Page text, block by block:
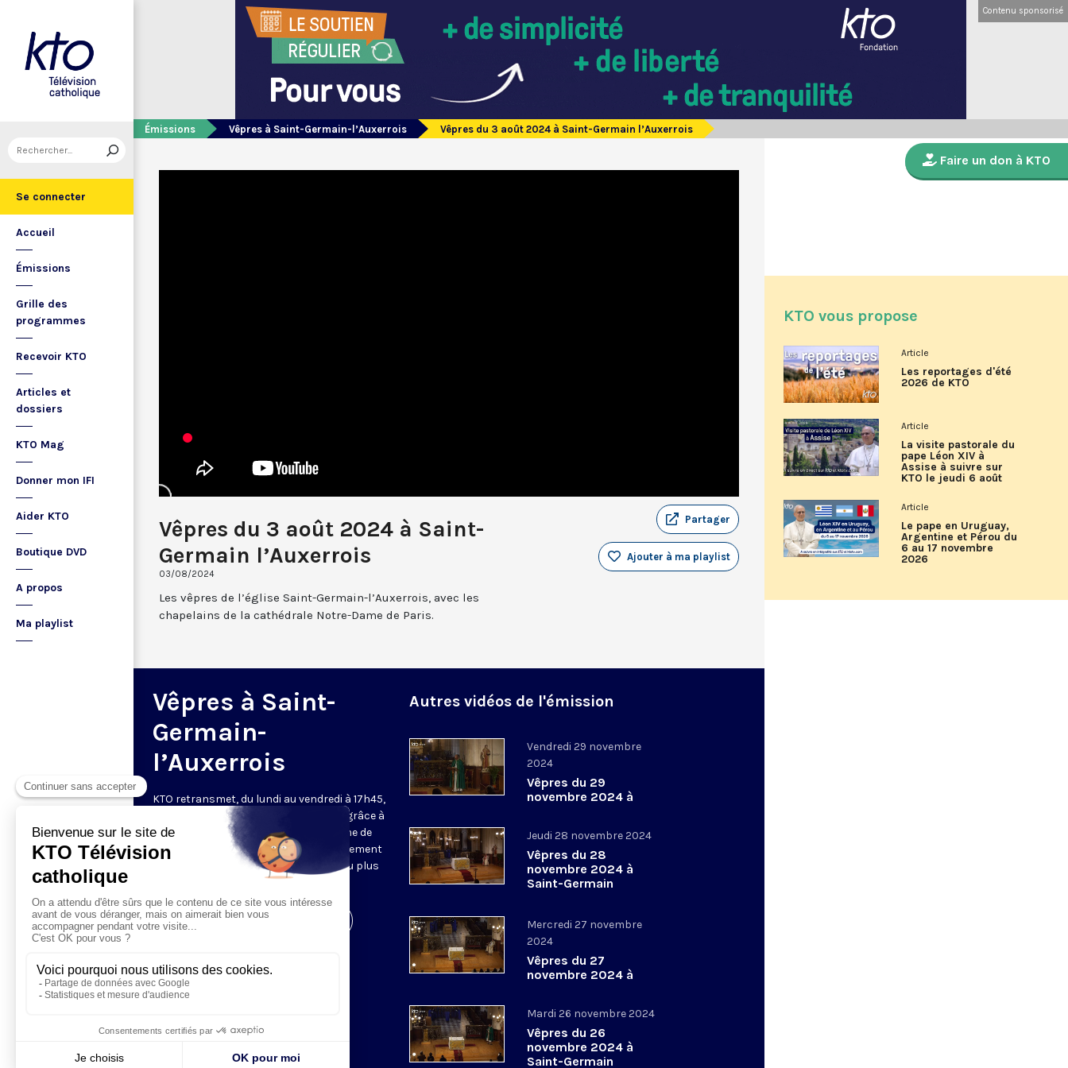
Se connecter
Accueil
Émissions
Grille des
programmes
Recevoir KTO
Articles et
dossiers
KTO Mag
Donner mon IFI
Aider KTO
Boutique DVD
A propos
Ma playlist
Contenu sponsorisé
Émissions Vêpres à Saint-Germain-l’Auxerrois Vêpres du 3 août 2024 à Saint-Germain l’Auxerrois
Vêpres du 3 août 2024 à Saint-
Germain l’Auxerrois
03/08/2024
Partager
Ajouter à ma playlist
Les vêpres de l’église Saint-Germain-l’Auxerrois, avec les
chapelains de la cathédrale Notre-Dame de Paris.
Vêpres à Saint-
Germain-
l’Auxerrois
KTO retransmet, du lundi au vendredi à 17h45,
les vêpres en direct de Saint-Germain grâce à
une technologie innovante : un système de
captation multicaméra en direct totalement
automatisé, qui offre une réalisation au plus
près de la célébration.
Visiter la page de l'émission
Autres vidéos de l'émission
Vendredi 29 novembre
2024
Vêpres du 29
novembre 2024 à
Jeudi 28 novembre 2024
Vêpres du 28
novembre 2024 à
Saint-Germain
Mercredi 27 novembre
2024
Vêpres du 27
novembre 2024 à
Mardi 26 novembre 2024
Vêpres du 26
novembre 2024 à
Saint-Germain
Faire un don à KTO
KTO vous propose
Article
Les reportages d'été
2026 de KTO
Article
La visite pastorale du
pape Léon XIV à
Assise à suivre sur
KTO le jeudi 6 août
Article
Le pape en Uruguay,
Argentine et Pérou du
6 au 17 novembre
2026